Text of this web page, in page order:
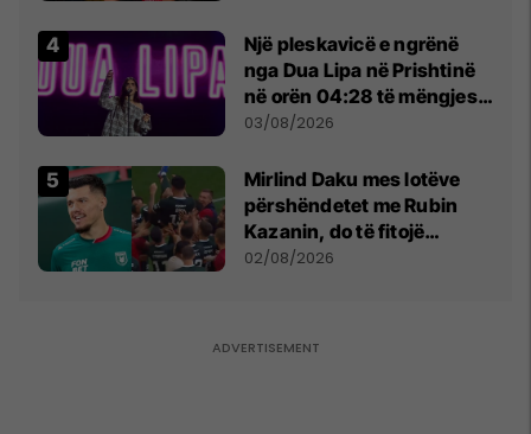
Një pleskavicë e ngrënë
nga Dua Lipa në Prishtinë
në orën 04:28 të mëngjesit
- dhe bota digjitale serbe
03/08/2026
Mirlind Daku mes lotëve
përshëndetet me Rubin
Kazanin, do të fitojë
miliona te Spartak Moska
02/08/2026